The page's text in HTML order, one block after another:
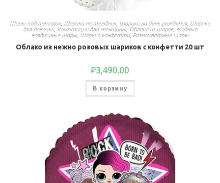
Шары под потолок, Шарики на праздник, Шарики на день рождения, Шарики
для девочки, Композиции для женщины, Облака из шаров, Модные
воздушные шары Шары с конфетти, Разноцветные шары
Облако из нежно розовых шариков с конфетти 20 шт
₽3,490.00
В корзину